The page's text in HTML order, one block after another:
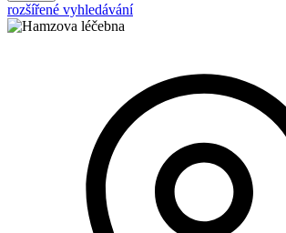
rozšířené vyhledávání